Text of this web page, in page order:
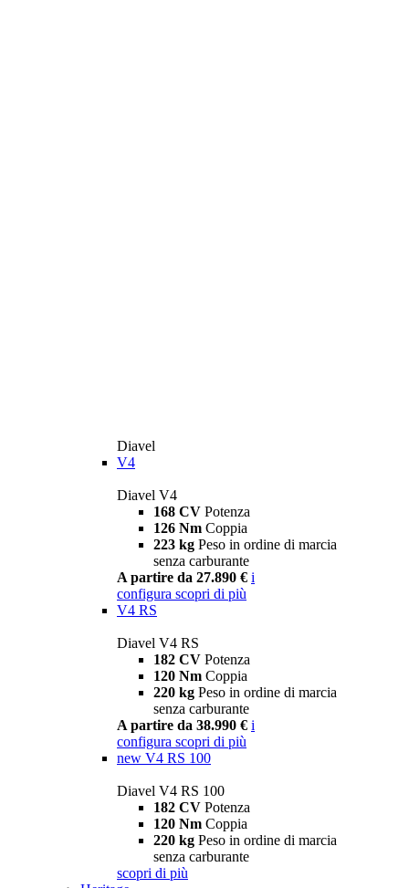
Diavel
V4
Diavel V4
168 CV Potenza
126 Nm Coppia
223 kg Peso in ordine di marcia
senza carburante
A partire da 27.890 € i
configura scopri di più
V4 RS
Diavel V4 RS
182 CV Potenza
120 Nm Coppia
220 kg Peso in ordine di marcia
senza carburante
A partire da 38.990 € i
configura scopri di più
new V4 RS 100
Diavel V4 RS 100
182 CV Potenza
120 Nm Coppia
220 kg Peso in ordine di marcia
senza carburante
scopri di più